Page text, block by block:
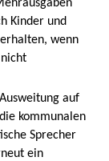
Kinder und
wenn
auf
kommunalen
Sprecher
ein